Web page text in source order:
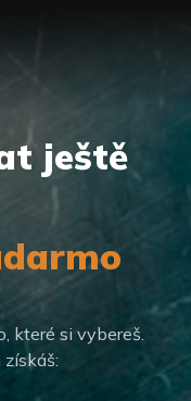
ještě
které si vybereš.